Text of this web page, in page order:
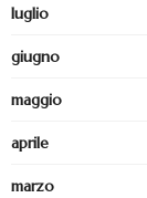
luglio
giugno
maggio
aprile
marzo